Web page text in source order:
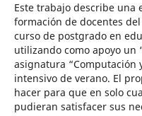
Este trabajo describe una
formación de docentes
curso de postgrado en
utilizando como apoyo un
asignatura “Computación
intensivo de verano. El
hacer para que en solo
pudieran satisfacer sus